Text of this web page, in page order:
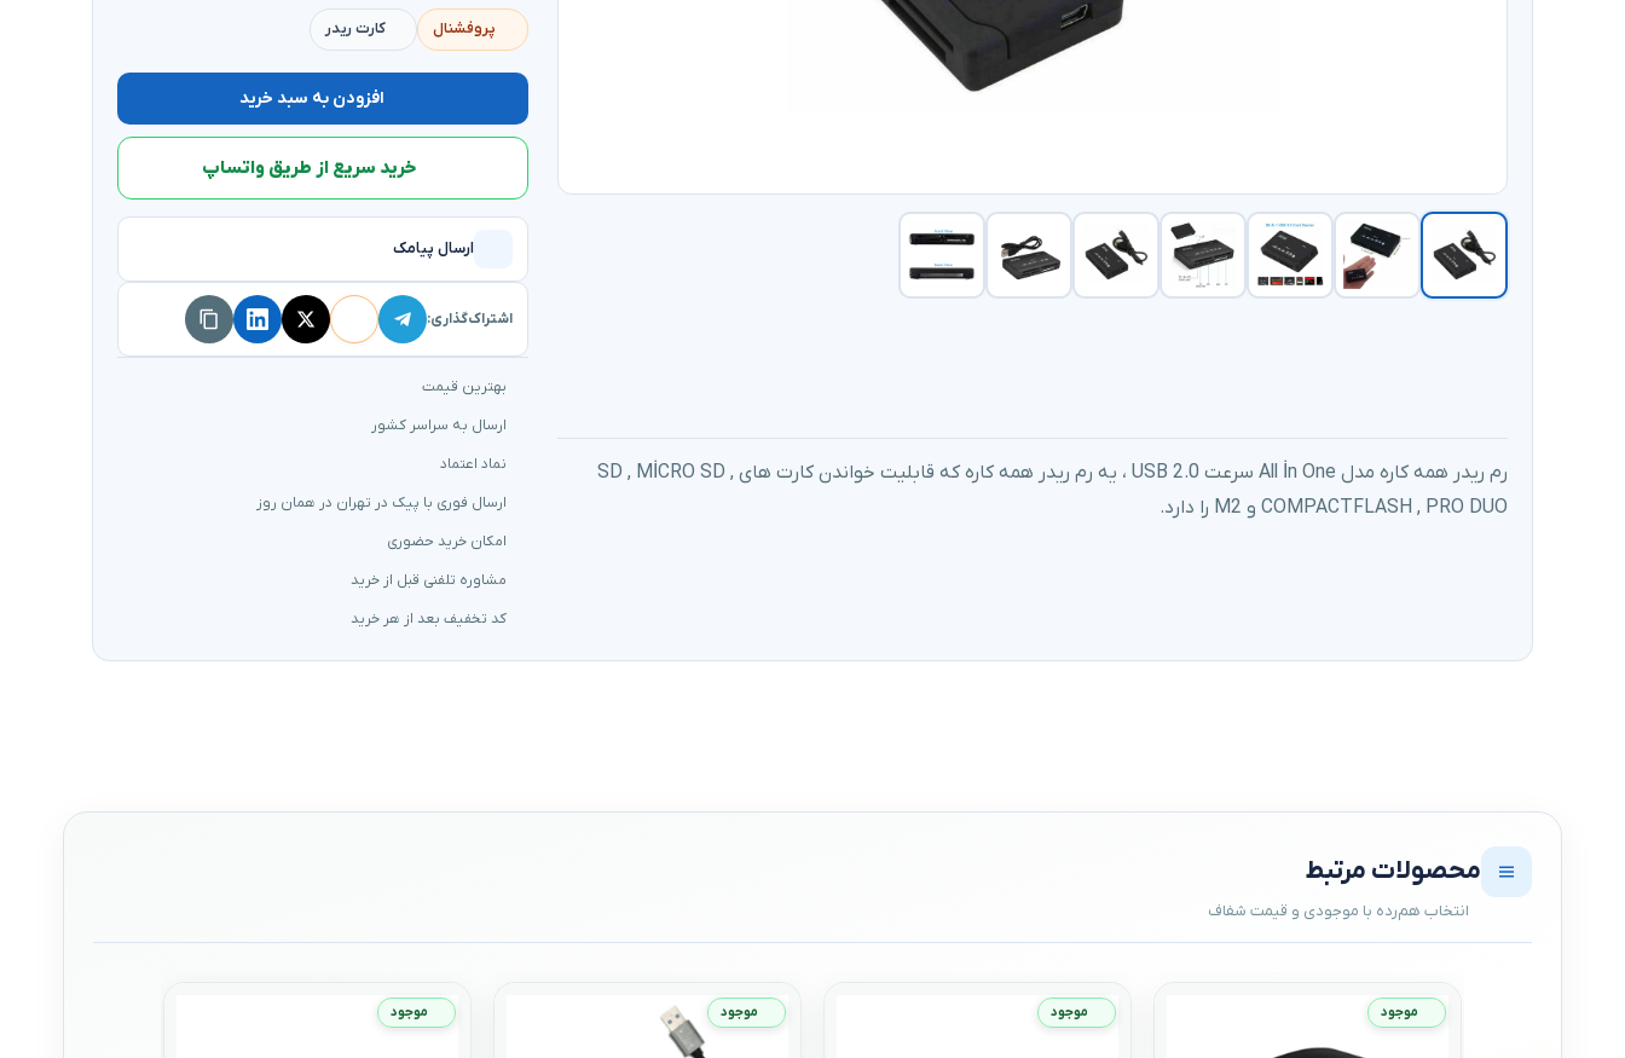
پروفشنال کارت ریدر
افزودن به سبد خرید
خرید سریع از طریق واتساپ
ارسال پیامک
اشتراک‌گذاری:
بهترین قیمت
ارسال به سراسر کشور
نماد اعتماد
ارسال فوری با پیک در تهران در همان روز
امکان خرید حضوری
مشاوره تلفنی قبل از خرید
کد تخفیف بعد از هر خرید
رم ریدر همه کاره مدل All İn One سرعت USB 2.0 ، یه رم ریدر همه کاره که قابلیت خواندن کارت های SD , MİCRO SD ,
COMPACTFLASH , PRO DUO و M2 را دارد.
محصولات مرتبط
موجود موجود موجود موجود